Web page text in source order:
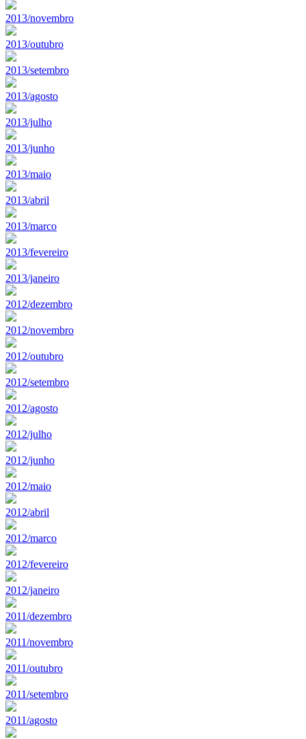
2013/novembro
2013/outubro
2013/setembro
2013/agosto
2013/julho
2013/junho
2013/maio
2013/abril
2013/marco
2013/fevereiro
2013/janeiro
2012/dezembro
2012/novembro
2012/outubro
2012/setembro
2012/agosto
2012/julho
2012/junho
2012/maio
2012/abril
2012/marco
2012/fevereiro
2012/janeiro
2011/dezembro
2011/novembro
2011/outubro
2011/setembro
2011/agosto